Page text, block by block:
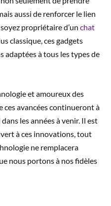
aussi de renforcer le lien
propriétaire d’un chat
classique, ces gadgets
à tous les types de
et amoureux des
ces avancées continueront à
les années à venir. Il est
à ces innovations, tout
ne remplacera
nous portons à nos fidèles